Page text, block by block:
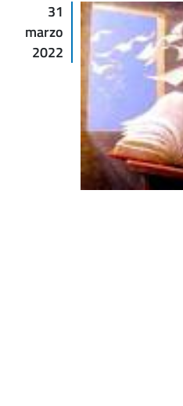
31
marzo
2022